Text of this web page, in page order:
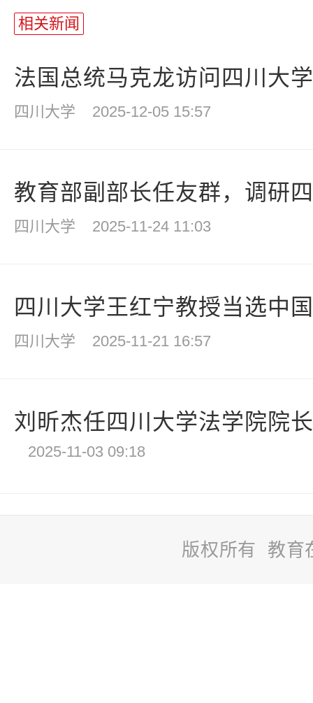
相关新闻
法国总统马克龙访问四川大学
四川大学 2025-12-05 15:57
教育部副部长任友群，调研
四川大学 2025-11-24 11:03
四川大学王红宁教授当选中
四川大学 2025-11-21 16:57
刘昕杰任四川大学法学院院长
2025-11-03 09:18
版权所有 教育